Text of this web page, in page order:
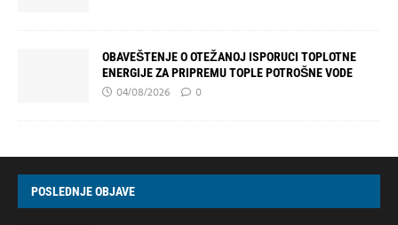
OBAVEŠTENJE O OTEŽANOJ ISPORUCI TOPLOTNE
ENERGIJE ZA PRIPREMU TOPLE POTROŠNE VODE
04/08/2026 0
POSLEDNJE OBJAVE